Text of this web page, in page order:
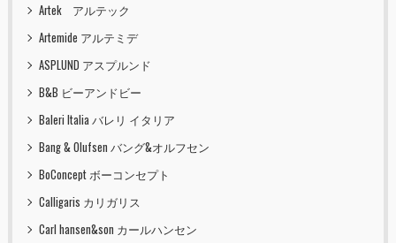
Artek アルテック
Artemide アルテミデ
ASPLUND アスプルンド
B&B ビーアンドビー
Baleri Italia バレリ イタリア
Bang & Olufsen バング&オルフセン
BoConcept ボーコンセプト
Calligaris カリガリス
Carl hansen&son カールハンセン